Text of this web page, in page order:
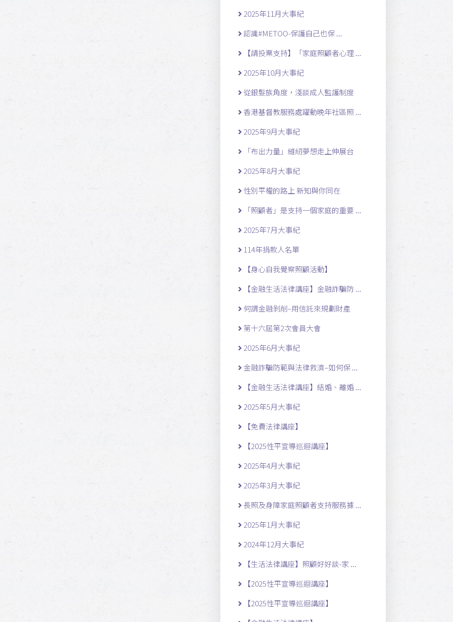
2025年11月大事紀
認識#METOO-保護自己也保 ...
【請投票支持】「家庭照顧者心理 ...
2025年10月大事紀
從銀髮族角度，淺談成人監護制度
香港基督教服務處躍動晚年社區照 ...
2025年9月大事紀
「布出力量」縫紉夢想走上伸展台
2025年8月大事紀
性別平權的路上 新知與你同在
「照顧者」是支持一個家庭的重要 ...
2025年7月大事紀
114年捐款人名單
【身心自我覺察照顧活動】
【金融生活法律講座】金融詐騙防 ...
何謂金融剝削–用信託來規劃財產
第十六屆第2次會員大會
2025年6月大事紀
金融詐騙防範與法律救濟–如何保 ...
【金融生活法律講座】結婚、離婚 ...
2025年5月大事紀
【免費法律講座】
【2025性平宣導巡迴講座】
2025年4月大事紀
2025年3月大事紀
長照及身障家庭照顧者支持服務據 ...
2025年1月大事紀
2024年12月大事紀
【生活法律講座】照顧好好談-家 ...
【2025性平宣導巡迴講座】
【2025性平宣導巡迴講座】